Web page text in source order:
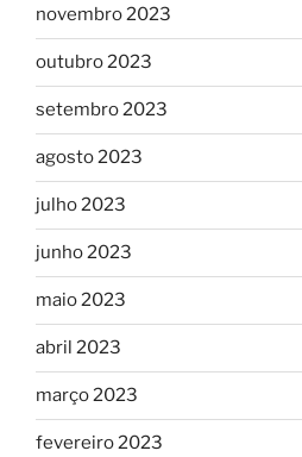
novembro 2023
outubro 2023
setembro 2023
agosto 2023
julho 2023
junho 2023
maio 2023
abril 2023
março 2023
fevereiro 2023